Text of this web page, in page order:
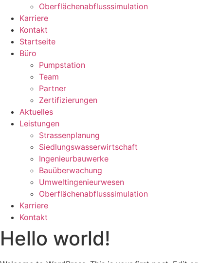
Oberflächenabflusssimulation
Karriere
Kontakt
Startseite
Büro
Pumpstation
Team
Partner
Zertifizierungen
Aktuelles
Leistungen
Strassenplanung
Siedlungswasserwirtschaft
Ingenieurbauwerke
Bauüberwachung
Umweltingenieurwesen
Oberflächenabflusssimulation
Karriere
Kontakt
Hello world!